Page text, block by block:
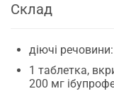
Склад
діючі
1 таблетка,
200 мг